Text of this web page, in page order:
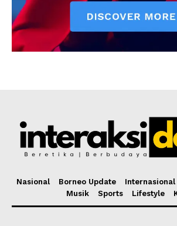
Nasional Borneo Update Internasional
Musik
Sports Lifestyle